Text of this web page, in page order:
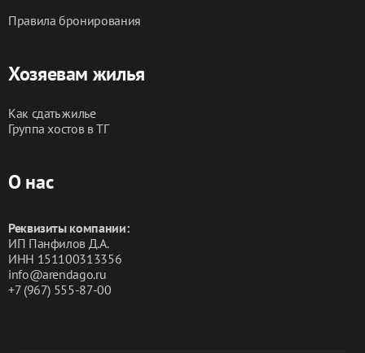
Правила бронирования
Хозяевам жилья
Как сдать жилье
Группа хостов в ТГ
О нас
Реквизиты компании:
ИП Панфилов Д.А.
ИНН 151100313356
info@arendago.ru
+7 (967) 555-87-00